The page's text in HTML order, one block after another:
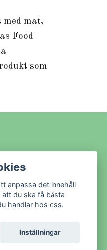
mat,
Food
som
anpassa det innehåll
du ska få bästa
handlar hos oss.
Inställningar